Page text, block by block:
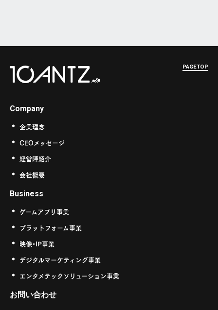
Company
企業理念
CEOメッセージ
経営陣紹介
会社概要
Business
ゲームアプリ事業
プラットフォーム事業
映像・IP事業
デジタルマーケティング事業
エンタメテックソリューション事業
お問い合わせ
PAGETOP